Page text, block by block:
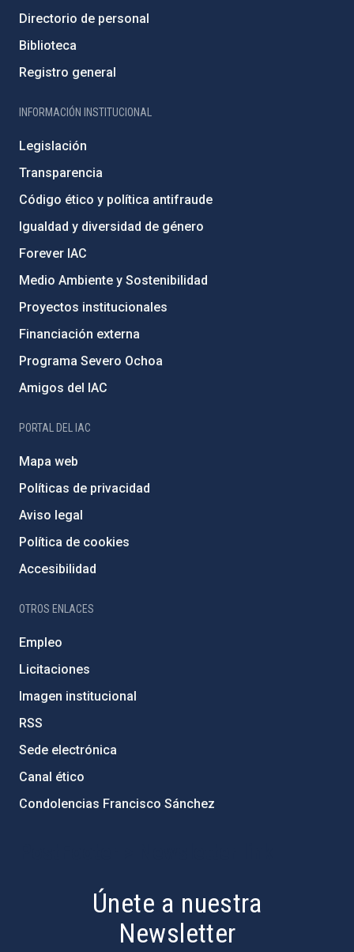
Directorio de personal
Biblioteca
Registro general
INFORMACIÓN INSTITUCIONAL
Legislación
Transparencia
Código ético y política antifraude
Igualdad y diversidad de género
Forever IAC
Medio Ambiente y Sostenibilidad
Proyectos institucionales
Financiación externa
Programa Severo Ochoa
Amigos del IAC
PORTAL DEL IAC
Mapa web
Políticas de privacidad
Aviso legal
Política de cookies
Accesibilidad
OTROS ENLACES
Empleo
Licitaciones
Imagen institucional
RSS
Sede electrónica
Canal ético
Condolencias Francisco Sánchez
Únete a nuestra
Newsletter